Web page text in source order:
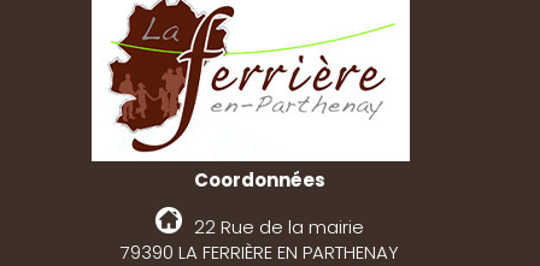
Coordonnées
22 Rue de la mairie
79390 LA FERRIÈRE EN PARTHENAY